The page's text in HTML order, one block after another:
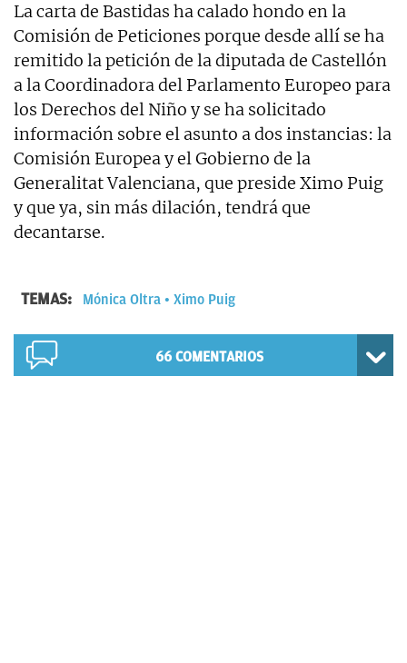
La carta de Bastidas ha calado hondo en la
Comisión de Peticiones porque desde allí se ha
remitido la petición de la diputada de Castellón
a la Coordinadora del Parlamento Europeo para
los Derechos del Niño y se ha solicitado
información sobre el asunto a dos instancias: la
Comisión Europea y el Gobierno de la
Generalitat Valenciana, que preside Ximo Puig
y que ya, sin más dilación, tendrá que
decantarse.
TEMAS: Mónica Oltra Ximo Puig
66 COMENTARIOS